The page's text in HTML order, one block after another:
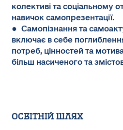
колективі та соціальному
навичок самопрезентації.
● Самопізнання та
включає в себе
потреб, цінностей та
більш насиченого та
ОСВІТНІЙ ШЛЯХ